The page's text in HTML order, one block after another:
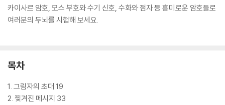
카이사르 암호, 모스 부호와 수기 신호, 수화와 점자 등 흥미로운 암호들로
여러분의 두뇌를 시험해 보세요.
목차
1. 그림자의 초대 19
2. 찢겨진 메시지 33